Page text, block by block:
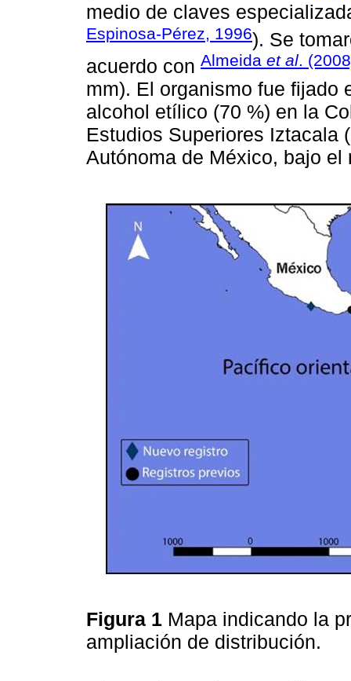
medio de claves
Espinosa-Pérez, 1996). Se
acuerdo con Almeida et al.
mm). El organismo fue fijado
alcohol etílico (70 %) en la
Estudios Superiores Iztacala
Autónoma de México, bajo
Figura 1 Mapa indicando la
ampliación de distribución.